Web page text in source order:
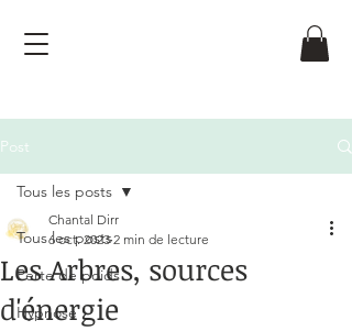
Post
Tous les posts
Perte de poids
Hypnose
Tous les posts
Les Arbres, sources
d'énergie
Chantal Dirr
6 oct. 2023 2 min de lecture